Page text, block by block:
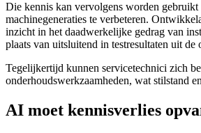
Die kennis kan vervolgens worden
machinegeneraties te verbeteren.
inzicht in het daadwerkelijke gedrag van
plaats van uitsluitend in testresultaten uit de
Tegelijkertijd kunnen servicetechnici zich
onderhoudswerkzaamheden, wat stilstand
AI moet kennisverlies